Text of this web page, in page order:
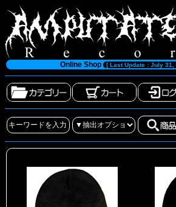
Online Shop [ Last Update : July 31,